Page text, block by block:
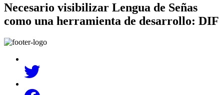
Necesario visibilizar Lengua de Señas
como una herramienta de desarrollo: DIF